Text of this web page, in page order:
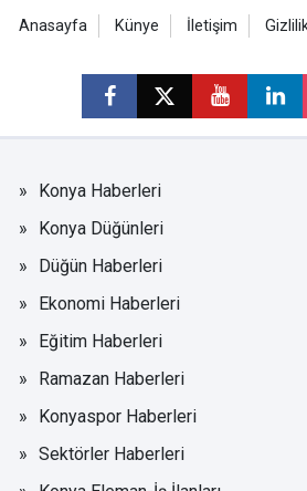
Anasayfa Künye İletişim
Konya Haberleri
Konya Düğünleri
Düğün Haberleri
Ekonomi Haberleri
Eğitim Haberleri
Ramazan Haberleri
Konyaspor Haberleri
Sektörler Haberleri